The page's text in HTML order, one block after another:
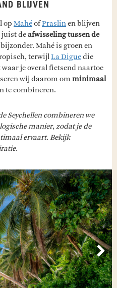
BLIJVEN
op MahéofPraslinen blijven
juist deafwisseling tussen de
Mahé is groen en
terwijlLa Diguedie
je overal fietsend naartoe
wij daarom om minimaal
te combineren.
Seychellen combineren we
manier, zodat je de
ervaart. Bekijk